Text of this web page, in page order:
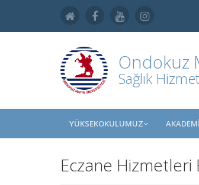
Ondokuz
Sağlık
YÜKSEKOKULUMUZ
Eczane Hizmetleri